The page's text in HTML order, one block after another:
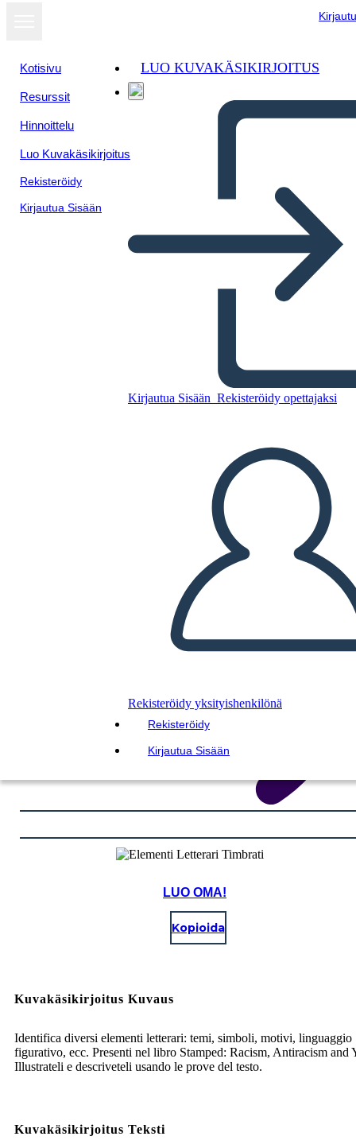
Kotisivu
Resurssit
Hinnoittelu
Luo Kuvakäsikirjoitus
Rekisteröidy
Kirjautua Sisään
LUO KUVAKÄSIKIRJOITUS
Kirjautua Sisään Rekisteröidy opettajaksi
Rekisteröidy yksityishenkilönä
Rekisteröidy
Kirjautua Sisään
Kopioi tämä kuvakäsikirjoitus
TOISTA DIAESITYS
LUE MINULLE
LUO OMA!
Kopioida
Kuvakäsikirjoitus Kuvaus
Identifica diversi elementi letterari: temi, simboli, motivi, linguaggio
figurativo, ecc. Presenti nel libro Stamped: Racism, Antiracism and
Illustrateli e descriveteli usando le prove del testo.
Kuvakäsikirjoitus Teksti